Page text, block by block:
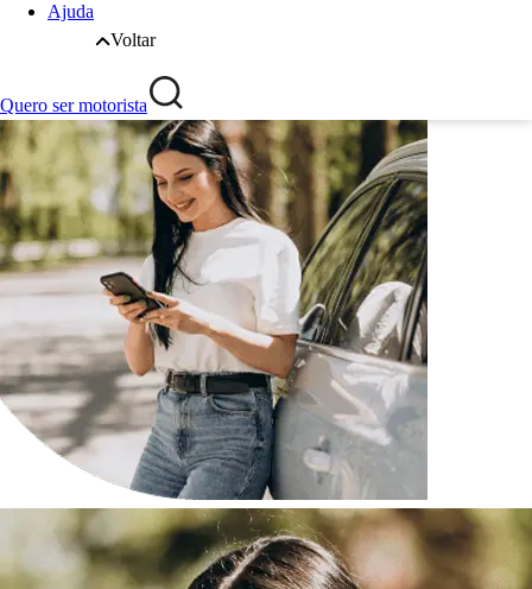
Ajuda
Voltar
Quero ser motorista